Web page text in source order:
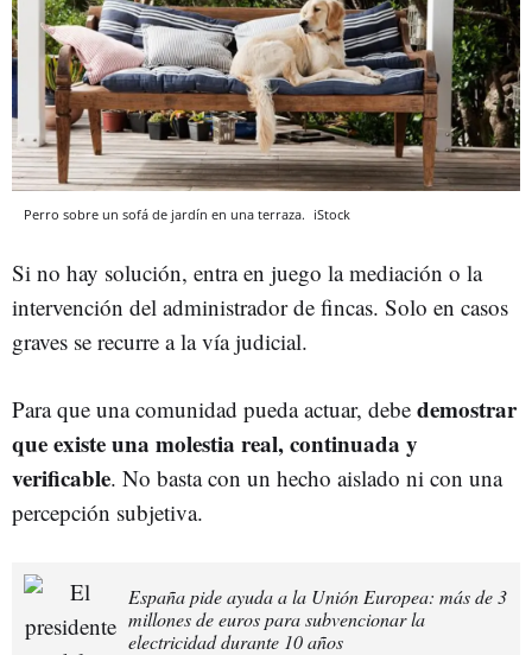
Perro sobre un sofá de jardín en una terraza. iStock
Si no hay solución, entra en juego la mediación o la
intervención del administrador de fincas. Solo en casos
graves se recurre a la vía judicial.
Para que una comunidad pueda actuar, debe demostrar
que existe una molestia real, continuada y
verificable. No basta con un hecho aislado ni con una
percepción subjetiva.
España pide ayuda a la Unión Europea: más de 3
millones de euros para subvencionar la
electricidad durante 10 años